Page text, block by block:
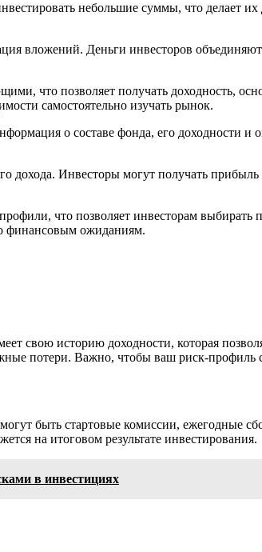
небольшие суммы, что делает
вложений. Деньги инвесторов
что позволяет получать доходность,
самостоятельно изучать рынок.
о составе фонда, его доходности и
Инвесторы могут получать
что позволяет инвесторам
финансовым ожиданиям.
свою историю доходности, которая
потери. Важно, чтобы ваш риск-профиль
быть стартовые комиссии, ежегодные
на итоговом результате инвестирования.
в инвестициях